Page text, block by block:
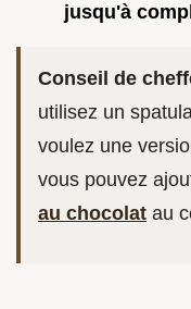
jusqu'à
Conseil de
utilisez un
voulez une
vous pouvez
au chocolat au